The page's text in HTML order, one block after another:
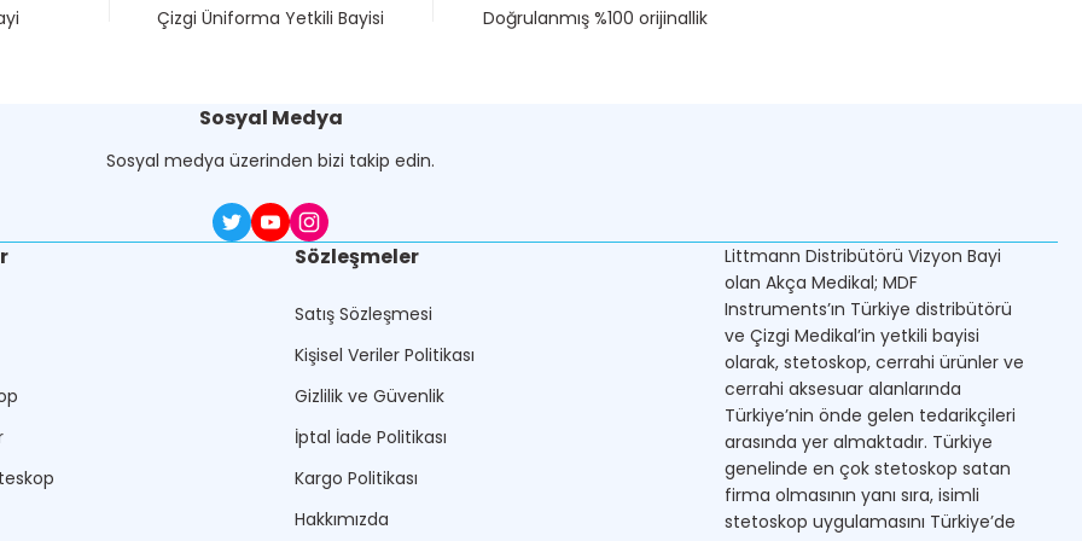
Çizgi Üniforma Yetkili Bayisi Doğrulanmış %100 orijinallik
Sosyal Medya
Sosyal medya üzerinden bizi takip edin.
Sözleşmeler
Satış Sözleşmesi
Kişisel Veriler Politikası
Gizlilik ve Güvenlik
İptal İade Politikası
Kargo Politikası
Hakkımızda
Littmann Distribütörü Vizyon Bayi
olan Akça Medikal; MDF
Instruments’ın Türkiye distribütörü
ve Çizgi Medikal’in yetkili bayisi
olarak, stetoskop, cerrahi ürünler ve
cerrahi aksesuar alanlarında
Türkiye’nin önde gelen tedarikçileri
arasında yer almaktadır. Türkiye
genelinde en çok stetoskop satan
firma olmasının yanı sıra, isimli
stetoskop uygulamasını Türkiye’de